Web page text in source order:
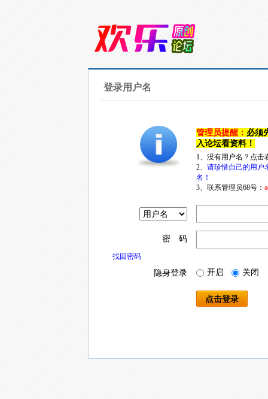
登录用户名
管理员提醒： 必须
入论坛看资料！
1、没有用户名？点
2、 请珍惜自己的用户
名！
3、联系管理员68号：
密 码
找回密码
隐身登录 开启 关闭
点击登录